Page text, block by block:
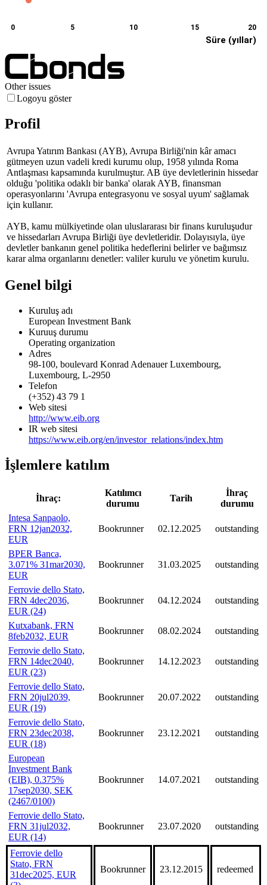
Süre (yıllar)
0 5 10 15 20
Other issues
Logoyu göster
Profil
Avrupa Yatırım Bankası (AYB), Avrupa Birliği'nin kâr amacı
gütmeyen uzun vadeli kredi kurumu olup, 1958 yılında Roma
Antlaşması kapsamında kurulmuştur. AB üye devletlerinin hissedar
olduğu 'politika odaklı bir banka' olarak AYB, finansman
operasyonlarını 'Avrupa entegrasyonu ve sosyal uyum' sağlamak
için kullanır.
AYB, kamu mülkiyetinde olan uluslararası bir finans kuruluşudur
ve hissedarları Avrupa Birliği üye devletleridir. Dolayısıyla, üye
devletler bankanın genel politika hedeflerini belirler ve bağımsız
karar alma organlarını denetler: valiler kurulu ve yönetim kurulu.
Genel bilgi
Kuruluş adı
European Investment Bank
Kuruuş durumu
Operating organization
Adres
98-100, boulevard Konrad Adenauer Luxembourg,
Luxembourg, L-2950
Telefon
(+352) 43 79 1
Web sitesi
http://www.eib.org
IR web sitesi
https://www.eib.org/en/investor_relations/index.htm
İşlemlere katılım
İhraç:
Katılımcı
durumu
Tarih
İhraç
durumu
Intesa Sanpaolo,
FRN 12jan2032,
EUR
Bookrunner 02.12.2025 outstanding
BPER Banca,
3.071% 31mar2030,
EUR
Bookrunner 31.03.2025 outstanding
Ferrovie dello Stato,
FRN 4dec2036,
EUR (24)
Bookrunner 04.12.2024 outstanding
Kutxabank, FRN
8feb2032, EUR
Bookrunner 08.02.2024
outstanding
Ferrovie dello Stato,
FRN 14dec2040,
EUR (23)
Bookrunner 14.12.2023 outstanding
Ferrovie dello Stato,
FRN 20jul2039,
EUR (19)
Bookrunner 20.07.2022 outstanding
Ferrovie dello Stato,
FRN 23dec2038,
EUR (18)
Bookrunner 23.12.2021 outstanding
European
Investment Bank
(EIB), 0.375%
17sep2030, SEK
(2467/0100)
Bookrunner 14.07.2021 outstanding
Ferrovie dello Stato,
FRN 31jul2032,
EUR (14)
Bookrunner 23.07.2020 outstanding
Ferrovie dello
Stato, FRN
31dec2025, EUR
Bookrunner 23.12.2015 redeemed